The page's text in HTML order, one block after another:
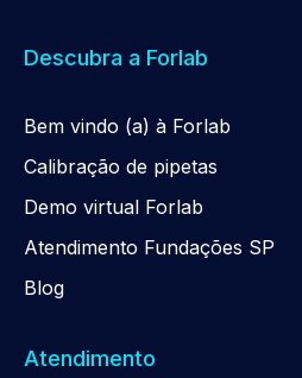
Descubra a Forlab
Bem vindo (a) à Forlab
Calibração de pipetas
Demo virtual Forlab
Atendimento Fundações SP
Blog
Atendimento